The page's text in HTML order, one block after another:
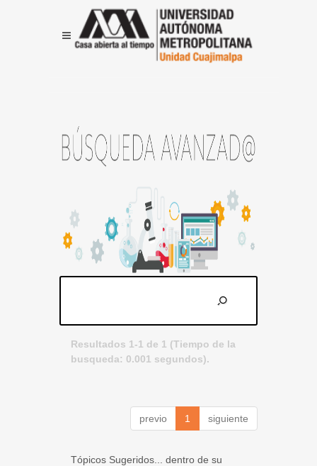
Resultados 1-1 de 1 (Tiempo de la
busqueda: 0.001 segundos).
previo 1 siguiente
Tópicos Sugeridos... dentro de su